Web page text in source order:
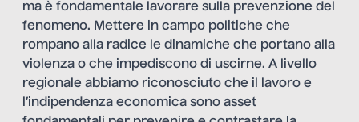
ma è fondamentale lavorare sulla prevenzione del
fenomeno. Mettere in campo politiche che
rompano alla radice le dinamiche che portano alla
violenza o che impediscono di uscirne. A livello
regionale abbiamo riconosciuto che il lavoro e
l’indipendenza economica sono asset